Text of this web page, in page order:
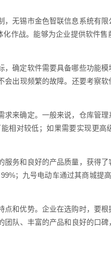
无锡市金色智联信息系统有
作战。能够为企业提供软件售
确定软件需要具备哪些功能
出现频繁的故障。还要考察
来确定。一般来说，仓库管
相对较低；如果需要实现更高
务和良好的产品质量，获得
；九号电动车通过其商城提
和优势。企业在选购时，要
队、丰富的产品和良好的口